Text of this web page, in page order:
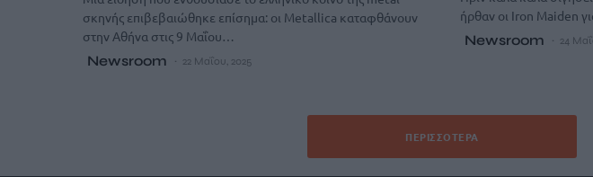
σκηνής επιβεβαιώθηκε επίσημα: οι Metallica καταφθάνουν
στην Αθήνα στις 9 Μαΐου…
Newsroom 22 Μαΐου, 2025
ήρθαν οι Iron Maiden
Newsroom 24
ΠΕΡΙΣΣΌΤΕΡΑ